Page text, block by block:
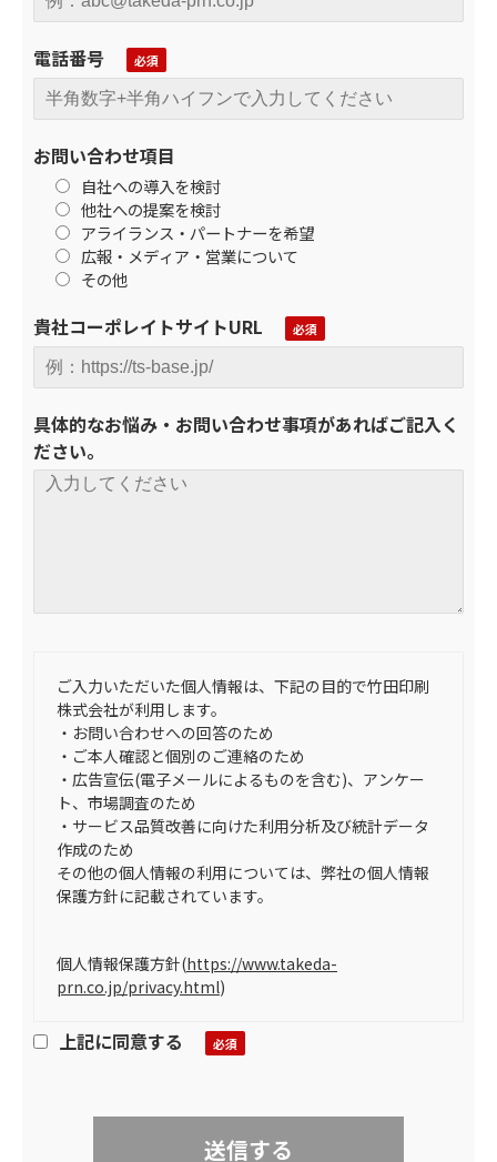
電話番号
お問い合わせ項目
自社への導入を検討
他社への提案を検討
アライランス・パートナーを希望
広報・メディア・営業について
その他
貴社コーポレイトサイトURL
具体的なお悩み・お問い合わせ事項があればご記入く
ださい。
ご入力いただいた個人情報は、下記の目的で竹田印刷
株式会社が利用します。
・お問い合わせへの回答のため
・ご本人確認と個別のご連絡のため
・広告宣伝(電子メールによるものを含む)、アンケー
ト、市場調査のため
・サービス品質改善に向けた利用分析及び統計データ
作成のため
その他の個人情報の利用については、弊社の個人情報
保護方針に記載されています。
個人情報保護方針(https://www.takeda-
prn.co.jp/privacy.html)
上記に同意する